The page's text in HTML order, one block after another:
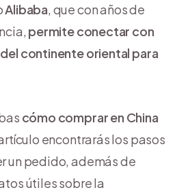
Alibaba , que con años de
permite conectar con
continente oriental para
cómo comprar en China
artículo encontrarás los pasos
un pedido, además de
útiles sobre la